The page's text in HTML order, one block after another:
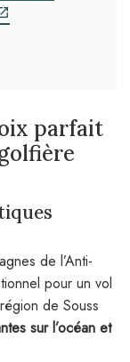
parfait
de l’Anti-
pour un vol
de Souss
sur l’océan et